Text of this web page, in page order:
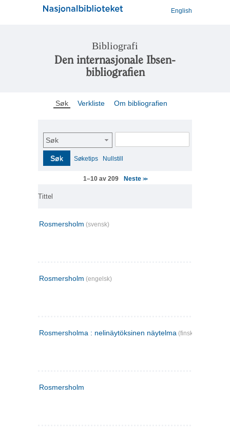
English
Bibliografi
Den internasjonale Ibsen-
bibliografien
Søk Verkliste Om bibliografien
Søk
Søk Søketips Nullstill
1–10 av 209 Neste >>
Tittel
Rosmersholm (svensk)
Rosmersholm (engelsk)
Rosmersholma : nelinäytöksinen näytelma (finsk)
Rosmersholm